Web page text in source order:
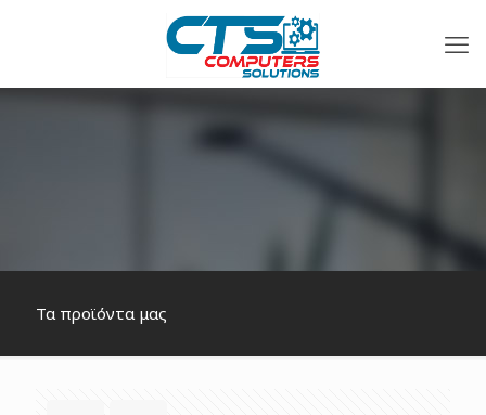
Τα προϊόντα μας